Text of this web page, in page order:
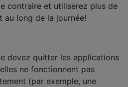
contraire et utiliserez plus de
au long de la journée!
devez quitter les applications
ne fonctionnent pas
(par exemple, une